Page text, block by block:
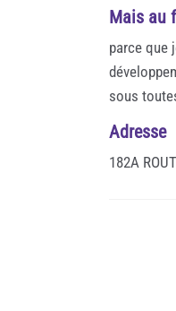
Mais au
parce que
sous
Adresse
182A